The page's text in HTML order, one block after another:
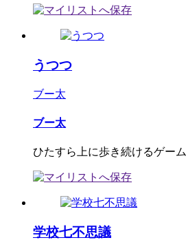
うつつ
ブー太
ブー太
ひたすら上に歩き続けるゲーム
学校七不思議